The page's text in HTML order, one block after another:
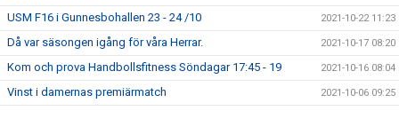
USM F16 i Gunnesbohallen 23 - 24 /10 2021-10-22 11:23
Då var säsongen igång för våra Herrar. 2021-10-17 08:20
Kom och prova Handbollsfitness Söndagar 17:45 - 19 2021-10-16 08:04
Vinst i damernas premiärmatch 2021-10-06 09:25